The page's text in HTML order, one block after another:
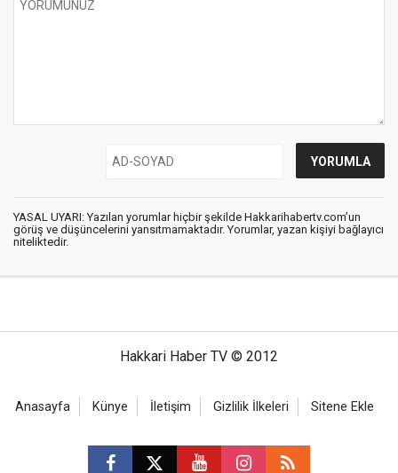
YASAL UYARI: Yazılan yorumlar hiçbir şekilde Hakkarihabertv.com’un
görüş ve düşüncelerini yansıtmamaktadır. Yorumlar, yazan kişiyi bağlayıcı
niteliktedir.
Hakkari Haber TV © 2012
Anasayfa Künye İletişim Gizlilik İlkeleri Sitene Ekle